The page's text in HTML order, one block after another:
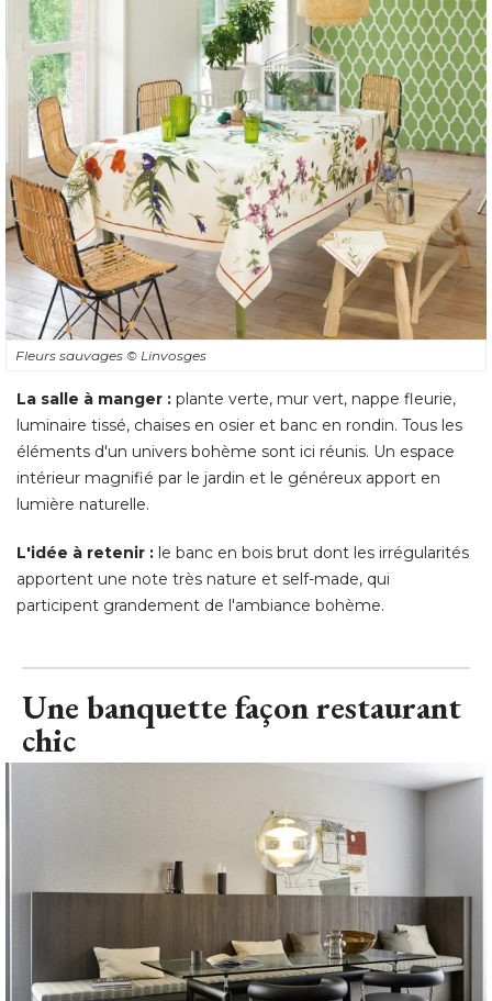
Fleurs sauvages © Linvosges
La salle à manger : plante verte, mur vert, nappe fleurie,
luminaire tissé, chaises en osier et banc en rondin. Tous les
éléments d'un univers bohème sont ici réunis. Un espace
intérieur magnifié par le jardin et le généreux apport en
lumière naturelle.
L'idée à retenir : le banc en bois brut dont les irrégularités
apportent une note très nature et self-made, qui
participent grandement de l'ambiance bohème.
Une banquette façon restaurant
chic